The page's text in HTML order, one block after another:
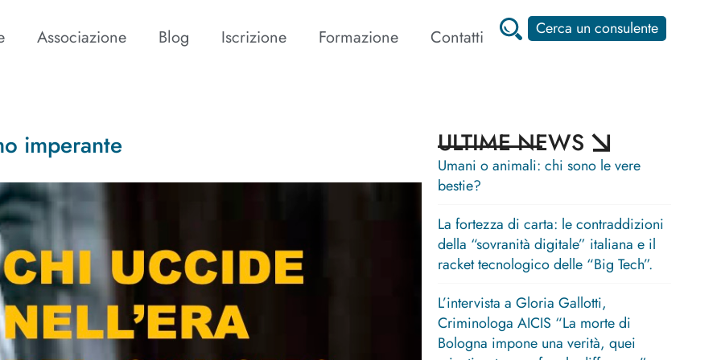
Associazione Blog Iscrizione Formazione Contatti Cerca un consulente
imperante ULTIME NEWS
Umani o animali: chi sono le vere
bestie?
La fortezza di carta: le contraddizioni
della “sovranità digitale” italiana e il
racket tecnologico delle “Big Tech”.
L’intervista a Gloria Gallotti,
Criminologa AICIS “La morte di
Bologna impone una verità, quei